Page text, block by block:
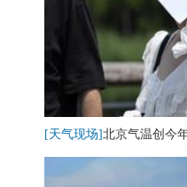
[天气现场]北京气温创今